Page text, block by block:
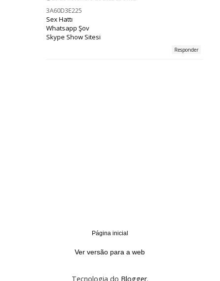
3A60D3E225
Sex Hattı
Whatsapp Şov
Skype Show Sitesi
Responder
Página inicial
Ver versão para a web
Tecnologia do Blogger.